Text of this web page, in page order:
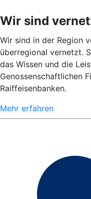
Wir sind
Wir sind in der Region
überregional vernetzt.
das Wissen und die
Genossenschaftlichen
Raiffeisenbanken.
Mehr erfahren